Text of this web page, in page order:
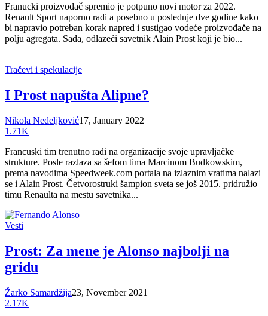
Franucki proizvođač spremio je potpuno novi motor za 2022.
Renault Sport naporno radi a posebno u poslednje dve godine kako
bi napravio potreban korak napred i sustigao vodeće proizvođače na
polju agregata. Sada, odlazeći savetnik Alain Prost koji je bio...
Tračevi i spekulacije
I Prost napušta Alipne?
Nikola Nedeljković17, January 2022
1.71K
Francuski tim trenutno radi na organizacije svoje upravljačke
strukture. Posle razlaza sa šefom tima Marcinom Budkowskim,
prema navodima Speedweek.com portala na izlaznim vratima nalazi
se i Alain Prost. Četvorostruki šampion sveta se još 2015. pridružio
timu Renaulta na mestu savetnika...
Vesti
Prost: Za mene je Alonso najbolji na
gridu
Žarko Samardžija23, November 2021
2.17K